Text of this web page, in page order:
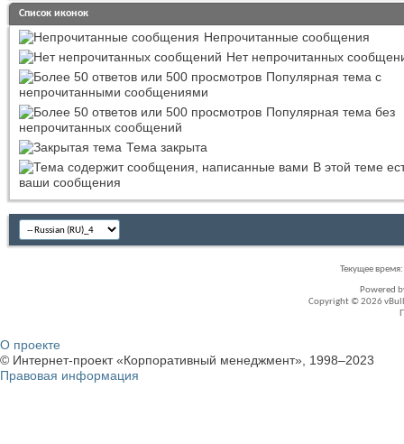
Список иконок
Непрочитанные сообщения
Нет непрочитанных
Популярная тема с
непрочитанными сообщениями
Популярная тема без
непрочитанных сообщений
Тема закрыта
В этой теме
ваши сообщения
Текущее время:
Powered
Copyright © 2026
О проекте
© Интернет-проект «Корпоративный менеджмент», 1998–2023
Правовая информация